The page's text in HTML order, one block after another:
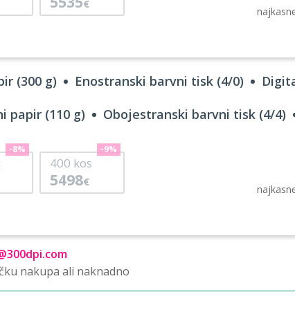
€
(300 g) Enostranski barvni tisk (4/0)
papir (110 g) Obojestranski barvni tisk (4/4)
-8%
400 kos
5498€
-9%
nakupa ali naknadno